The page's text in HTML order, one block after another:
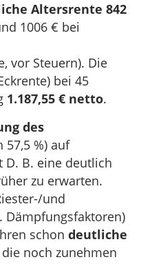
Altersrente 842
1006 € bei
vor Steuern). Die
bei 45
1.187,55 € netto.
des
57,5 %) auf
D. B. eine deutlich
zu erwarten.
und
Dämpfungsfaktoren)
schon deutliche
noch zunehmen